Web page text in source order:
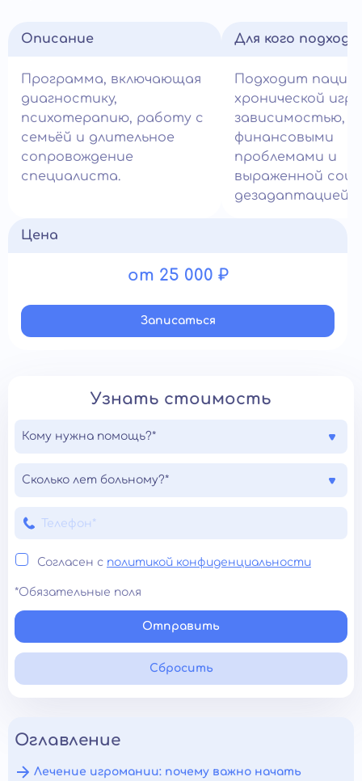
Описание
Программа, включающая
диагностику,
психотерапию, работу с
семьёй и длительное
сопровождение
специалиста.
Для кого
Подходит
хронической
зависимостью,
финансовыми
проблемами и
выраженной
дезадаптацией.
Цена
от 25 000 ₽
Записатьcя
Узнать стоимость
Кому нужна помощь?*
Сколько лет больному?*
Согласен с политикой конфиденциальности
*Обязательные поля
Отправить
Сбросить
Оглавление
Лечение игромании: почему важно начать